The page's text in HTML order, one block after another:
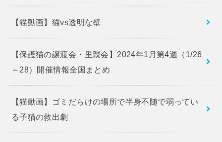
【猫動画】猫vs透明な壁
【保護猫の譲渡会・里親会】2024年1月第4週（1/26
～28）開催情報全国まとめ
【猫動画】ゴミだらけの場所で半身不随で弱ってい
る子猫の救出劇